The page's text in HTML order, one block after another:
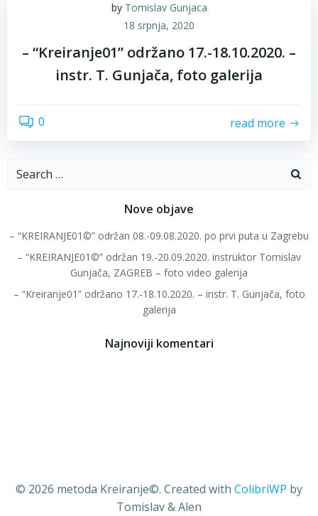
by Tomislav Gunjaca
18 srpnja, 2020
– “Kreiranje01” održano 17.-18.10.2020. –
instr. T. Gunjača, foto galerija
0 read more
Search
Nove objave
– “KREIRANJE01©” održan 08.-09.08.2020. po prvi puta u Zagrebu
– “KREIRANJE01©” održan 19.-20.09.2020. instruktor Tomislav
Gunjača, ZAGREB – foto video galerija
– “Kreiranje01” održano 17.-18.10.2020. – instr. T. Gunjača, foto
galerija
Najnoviji komentari
© 2026 metoda Kreiranje©. Created with ColibriWP by
Tomislav & Alen